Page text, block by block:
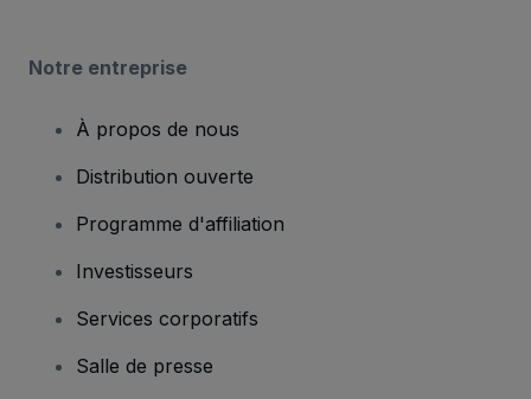
Notre entreprise
À propos de nous
Distribution ouverte
Programme d'affiliation
Investisseurs
Services corporatifs
Salle de presse